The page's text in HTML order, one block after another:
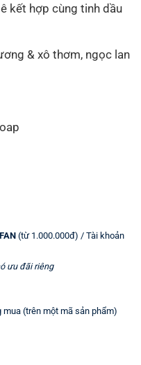
kết hợp cùng tinh dầu
& xô thơm, ngọc lan
FAN (từ 1.000.000đ) / Tài khoản
ưu đãi riêng
(trên một mã sản phẩm)